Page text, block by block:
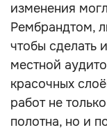
изменения
Рембрандтом,
чтобы сделать
местной
красочных
работ не
полотна, но и